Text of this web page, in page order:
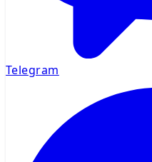
Telegram